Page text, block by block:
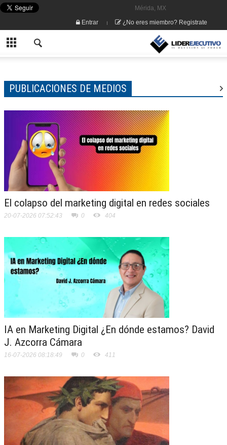
Mérida, MX
Entrar
¿No eres miembro? Registrate
PUBLICACIONES DE MEDIOS
El colapso del marketing digital en redes sociales
20-07-2026 07:52:43 0 404
IA en Marketing Digital ¿En dónde estamos? David
J. Azcorra Cámara
16-07-2026 08:18:49 0 411